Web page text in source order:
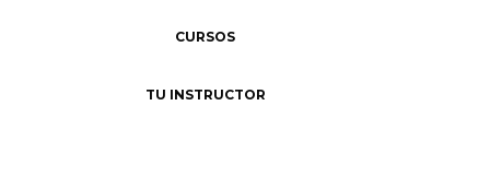
CURSOS
TU INSTRUCTOR